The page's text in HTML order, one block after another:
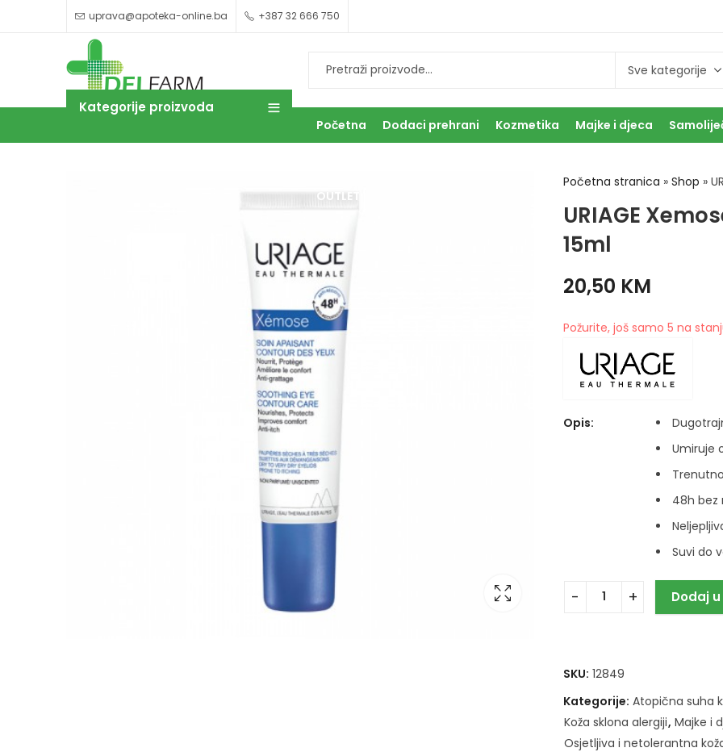
uprava@apoteka-online.ba +387 32 666 750
Kategorije proizvoda
Početna Dodaci prehrani Kozmetika Majke i djeca
OUTLET
Početna stranica » Shop »
URIAGE
15ml
20,50 KM
Požurite, još samo 5 na
Opis:
Umiruje
48h bez
Suvi do
Dodaj
SKU: 12849
Kategorije: Atopična suha
Koža sklona alergiji, Majke i
Osjetljiva i netolerantna